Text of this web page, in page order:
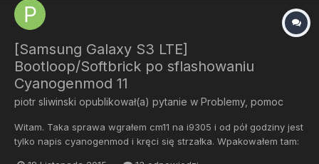
[Samsung Galaxy S3 LTE]
Bootloop/Softbrick po sflashowaniu
Cyanogenmod 11
piotr sliwinski opublikował(a) pytanie w Problemy, pomoc
Witam. Taka sprawa wgrałem cm11 na i9305 i od pół godziny jest
tylko napis cyanogenmod i kręci się strzałka. Wpakowałem tam: